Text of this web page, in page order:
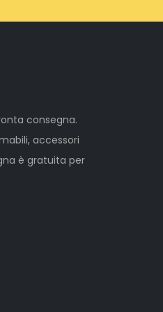
consegna.
accessori
è gratuita per